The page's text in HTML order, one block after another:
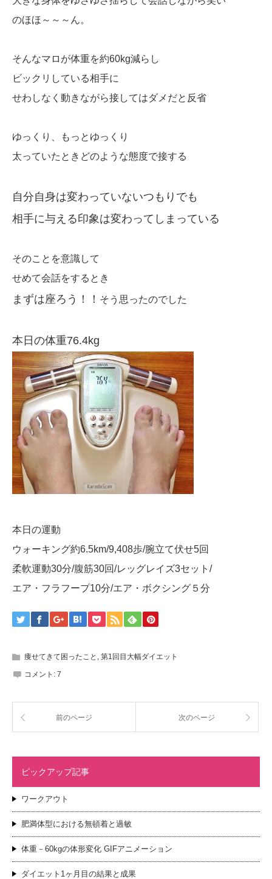
のほほ～～～ん。
そんなマロが体重を約60kg減らし
ビックリしている相手に
せわしなく動きながら接してはダメだと反省
ゆっくり、もっとゆっくり
太っていたときどのような態度で接する
自分自身は変わっていないつもりでも
相手に与える印象は変わってしまっている
そのことを意識して
せめて会話をするとき
まずは座ろう！！ そう思ったのでした
本日の体重76.4kg
本日の運動
ウォーキング約6.5km/9,408歩/腕立て伏せ5回
柔軟運動30分/腹筋30回/レッグレイズ3セット/
エア・フラフープ10分/エア・ボクシング５分
痩せてきて困ったこと 第1回目大幅ダイエット
コメント: 7
前のページ 次のページ
ピックアップ記事
ワークアウト
肥満体型における無頓着と過敏
体重－60kgの体形変化 GIFアニメーション
ダイエット1ヶ月目の結果と成果